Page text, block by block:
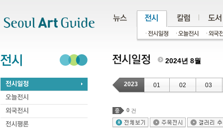
2024년 8월
2023 01 02 03
0 건